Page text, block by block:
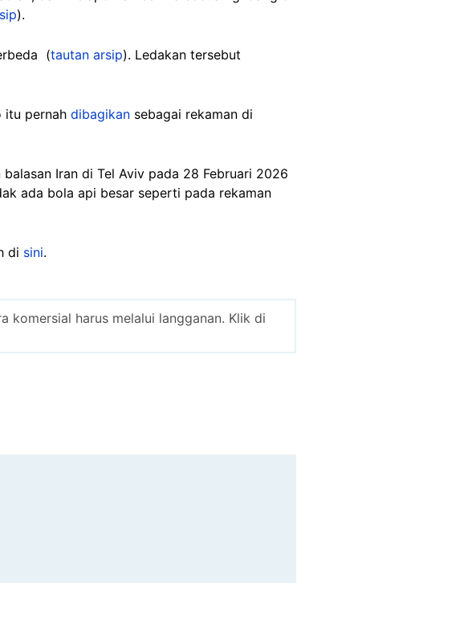
).
(tautan arsip). Ledakan tersebut
itu pernah dibagikan sebagai rekaman di
Iran di Tel Aviv pada 28 Februari 2026
ada bola api besar seperti pada rekaman
di sini.
komersial harus melalui langganan. Klik di